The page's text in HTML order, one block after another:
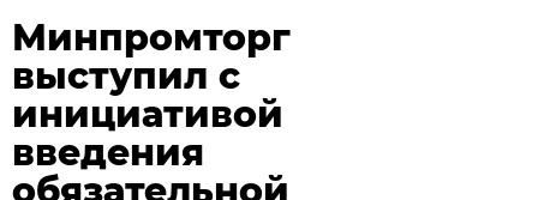
Минпромторг
выступил с
инициативой
введения
обязательной